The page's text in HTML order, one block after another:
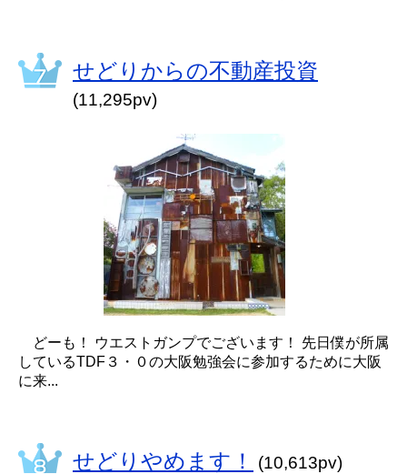
せどりからの不動産投資
(11,295pv)
どーも！ ウエストガンプでございます！ 先日僕が所属
しているTDF３・０の大阪勉強会に参加するために大阪
に来...
せどりやめます！ (10,613pv)